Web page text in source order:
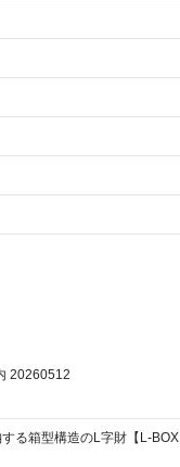
20260512
る箱型構造のL字財【L-BOX